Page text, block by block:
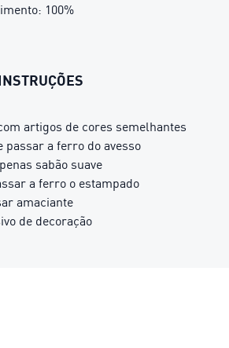
100%
artigos de cores semelhantes
passar a ferro do avesso
sabão suave
a ferro o estampado
amaciante
de decoração